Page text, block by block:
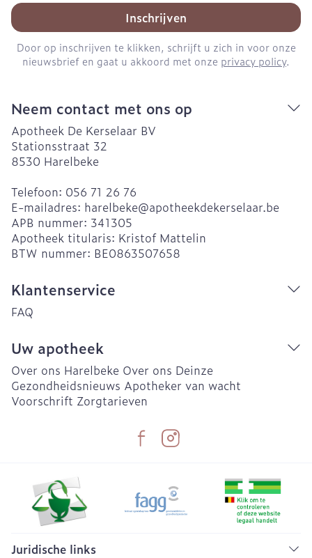
Inschrijven
Door op inschrijven te klikken, schrijft u zich in voor onze
nieuwsbrief en gaat u akkoord met onze privacy policy.
Neem contact met ons op
Apotheek De Kerselaar BV
Stationsstraat 32
8530 Harelbeke
Telefoon: 056 71 26 76
E-mailadres: harelbeke@apotheekdekerselaar.be
APB nummer: 341305
Apotheek titularis: Kristof Mattelin
BTW nummer: BE0863507658
Klantenservice
FAQ
Uw apotheek
Over ons Harelbeke Over ons Deinze
Gezondheidsnieuws Apotheker van wacht
Voorschrift Zorgtarieven
Juridische links